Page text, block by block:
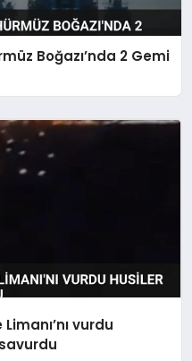
Boğazı’nda 2 Gemi
vurdu